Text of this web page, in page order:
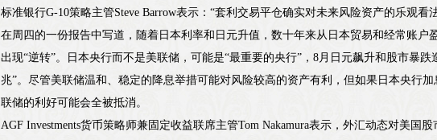
标准银行G-10策略主管Steve Barrow表示：“套利交易平仓确实对未来风险资产的乐观看
在周四的一份报告中写道，随着日本利率和日元升值，数十年来从日本贸易和经常账户
出现“逆转”。日本央行而不是美联储，可能是“最重要的央行”，8月日元飙升和股市暴跌
兆”。尽管美联储温和、稳定的降息举措可能对风险较高的资产有利，但如果日本央行
联储的利好可能会全被抵消。
AGF Investments货币策略师兼固定收益联席主管Tom Nakamura表示，外汇动态对美国